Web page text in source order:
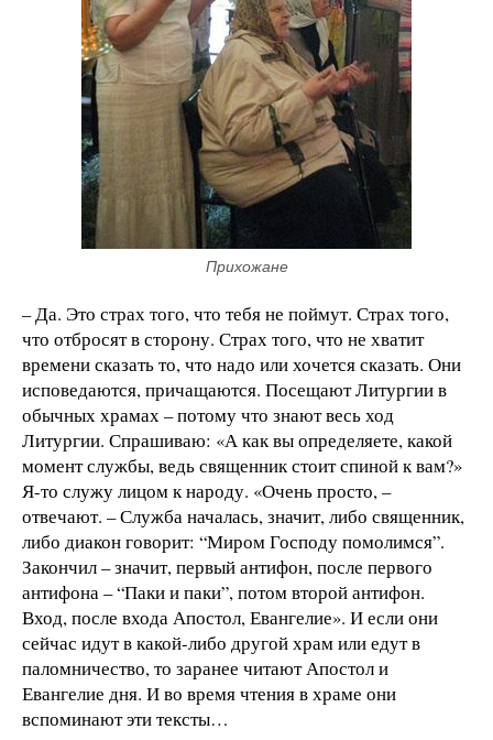
Прихожане
– Да. Это страх того, что тебя не поймут. Страх того,
что отбросят в сторону. Страх того, что не хватит
времени сказать то, что надо или хочется сказать. Они
исповедаются, причащаются. Посещают Литургии в
обычных храмах – потому что знают весь ход
Литургии. Спрашиваю: «А как вы определяете, какой
момент службы, ведь священник стоит спиной к вам?»
Я-то служу лицом к народу. «Очень просто, –
отвечают. – Служба началась, значит, либо священник,
либо диакон говорит: “Миром Господу помолимся”.
Закончил – значит, первый антифон, после первого
антифона – “Паки и паки”, потом второй антифон.
Вход, после входа Апостол, Евангелие». И если они
сейчас идут в какой-либо другой храм или едут в
паломничество, то заранее читают Апостол и
Евангелие дня. И во время чтения в храме они
вспоминают эти тексты…